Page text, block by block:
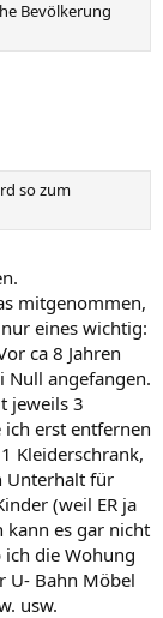
Bevölkerung
so zum
mitgenommen,
eines wichtig:
ca 8 Jahren
Null angefangen.
jeweils 3
ich erst entfernen
Kleiderschrank,
Unterhalt für
(weil ER ja
kann es gar nicht
die Wohung
U- Bahn Möbel
usw.